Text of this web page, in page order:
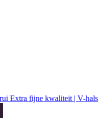
Extra fijne kwaliteit | V-hals